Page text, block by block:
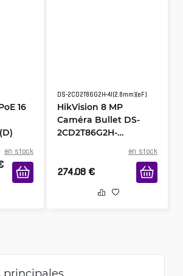
16
en stock
DS-2CD2T86G2H-4I(2.8mm)(eF)
HikVision 8 MP
Caméra Bullet DS-
2CD2T86G2H-
en stock
274.08 €
principales